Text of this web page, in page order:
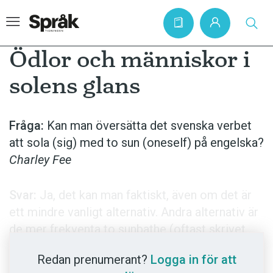
Artiklar
Krönikor
Språkfrågor
Podden
Ödlor och människor i
solens glans
Fråga: Kan man översätta det svenska verbet
att sola (sig) med to sun (oneself) på engelska?
Charley Fee
de mer frekventa to sunbathe (oftast skrivet
ovanligare to take the sun. Bask, 'gassa sig;
Redan prenumerant? Logga in för att